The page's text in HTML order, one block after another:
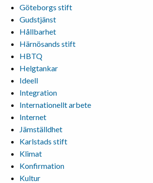
Göteborgs stift
Gudstjänst
Hållbarhet
Härnösands stift
HBTQ
Helgtankar
Ideell
Integration
Internationellt arbete
Internet
Jämställdhet
Karlstads stift
Klimat
Konfirmation
Kultur